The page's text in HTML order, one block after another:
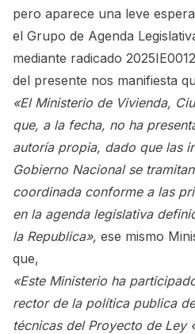
pero aparece una leve
el Grupo de Agenda
mediante radicado
del presente nos manifiesta
«El Ministerio de Vivienda,
que, a la fecha, no ha
autoría propia, dado que las
Gobierno Nacional se
coordinada conforme a las
en la agenda legislativa
la Republica», ese mismo
que,
«Este Ministerio ha
rector de la política publica
técnicas del Proyecto de Ley